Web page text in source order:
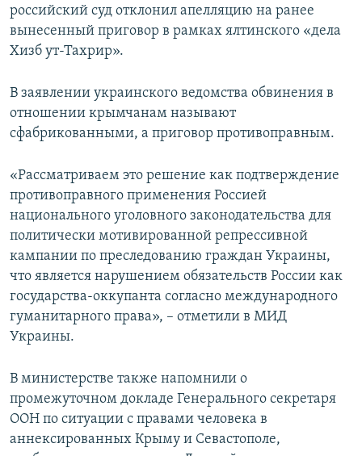
российский суд отклонил апелляцию на ранее
вынесенный приговор в рамках ялтинского «дела
Хизб ут-Тахрир».
В заявлении украинского ведомства обвинения в
отношении крымчанам называют
сфабрикованными, а приговор противоправным.
«Рассматриваем это решение как подтверждение
противоправного применения Россией
национального уголовного законодательства для
политически мотивированной репрессивной
кампании по преследованию граждан Украины,
что является нарушением обязательств России как
государства-оккупанта согласно международного
гуманитарного права», – отметили в МИД
Украины.
В министерстве также напомнили о
промежуточном докладе Генерального секретаря
ООН по ситуации с правами человека в
аннексированных Крыму и Севастополе,